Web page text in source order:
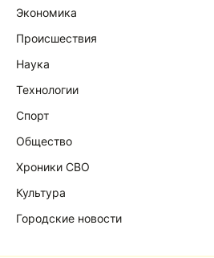
Экономика
Происшествия
Наука
Технологии
Спорт
Общество
Хроники СВО
Культура
Городские новости